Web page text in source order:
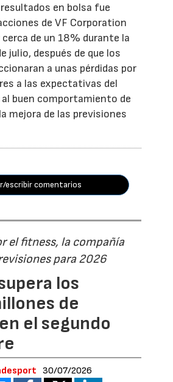
en bolsa fue
de VF Corporation
de un 18% durante la
julio, después de que los
a unas pérdidas por
a las expectativas del
al buen comportamiento de
mejora de las previsiones
escribir comentarios
el fitness, la compañía
para 2026
los
de
el segundo
30/07/2026